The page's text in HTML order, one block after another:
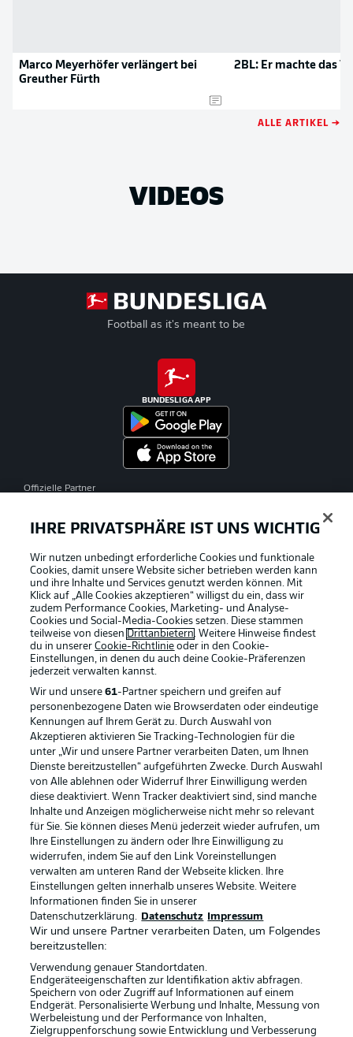
Marco Meyerhöfer verlängert bei
Greuther Fürth
2BL: Er machte das
ALLE ARTIKEL →
VIDEOS
Football as it's meant to be
BUNDESLIGA APP
Offizielle Partner
Rechtliche Hinweise Voreinstellungen verwalten
Datenschutz Nutzungsbedingungen
Broadcaster Kontakt
Jobs Impressum
Partner Spieler
Liveticker
IHRE PRIVATSPHÄRE IST UNS WICHTIG
Wir nutzen unbedingt erforderliche Cookies und funktionale
Cookies, damit unsere Website sicher betrieben werden kann
und ihre Inhalte und Services genutzt werden können. Mit
Klick auf „Alle Cookies akzeptieren“ willigst du ein, dass wir
zudem Performance Cookies, Marketing- und Analyse-
Cookies und Social-Media-Cookies setzen. Diese stammen
teilweise von diesen Drittanbietern. Weitere Hinweise findest
du in unsererCookie-Richtlinie oder in den Cookie-
Einstellungen, in denen du auch deine Cookie-Präferenzen
jederzeit verwalten kannst.
Wir und unsere61-Partner speichern und greifen auf
personenbezogene Daten wie Browserdaten oder eindeutige
Kennungen auf Ihrem Gerät zu. Durch Auswahl von
Akzeptieren aktivieren Sie Tracking-Technologien für die
unter „Wir und unsere Partner verarbeiten Daten, um Ihnen
Dienste bereitzustellen“ aufgeführten Zwecke. Durch Auswahl
von Alle ablehnen oder Widerruf Ihrer Einwilligung werden
diese deaktiviert. Wenn Tracker deaktiviert sind, sind manche
Inhalte und Anzeigen möglicherweise nicht mehr so relevant
für Sie. Sie können dieses Menü jederzeit wieder aufrufen, um
Ihre Einstellungen zu ändern oder Ihre Einwilligung zu
widerrufen, indem Sie auf den Link Voreinstellungen
verwalten am unteren Rand der Webseite klicken. Ihre
Einstellungen gelten innerhalb unseres Website. Weitere
Informationen finden Sie in unserer
Datenschutzerklärung.
Datenschutz Impressum
Wir und unsere Partner verarbeiten Daten, um Folgendes
bereitzustellen:
Verwendung genauer Standortdaten.
Endgeräteeigenschaften zur Identifikation aktiv abfragen.
Speichern von oder Zugriff auf Informationen auf einem
Endgerät. Personalisierte Werbung und Inhalte, Messung von
Werbeleistung und der Performance von Inhalten,
Zielgruppenforschung sowie Entwicklung und Verbesserung